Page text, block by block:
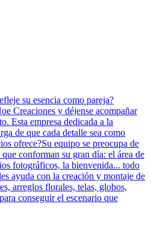
su esencia como pareja?
Creaciones y déjense acompañar
Esta empresa dedicada a la
de que cada detalle sea como
ofrece?Su equipo se preocupa de
conforman su gran día: el área de
fotográficos, la bienvenida... todo
ayuda con la creación y montaje de
arreglos florales, telas, globos,
conseguir el escenario que